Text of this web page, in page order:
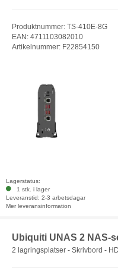
Produktnummer: TS-410E-8G
EAN: 4711103082010
Artikelnummer: F22854150
Lagerstatus:
1 stk. i lager
Leveranstid: 2-3 arbetsdagar
Mer leveransinformation
Ubiquiti UNAS 2 NAS-
2 lagringsplatser - Skrivbord -